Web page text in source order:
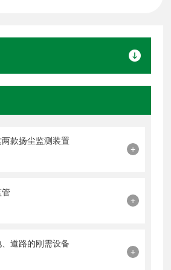
款扬尘监测装置
+
+
道路的刚需设备
+